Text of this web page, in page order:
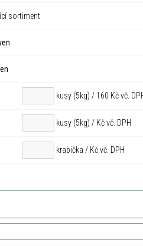
sortiment
kusy (5kg) / 160 Kč vč.
kusy (5kg) / Kč vč. DPH
krabička / Kč vč. DPH